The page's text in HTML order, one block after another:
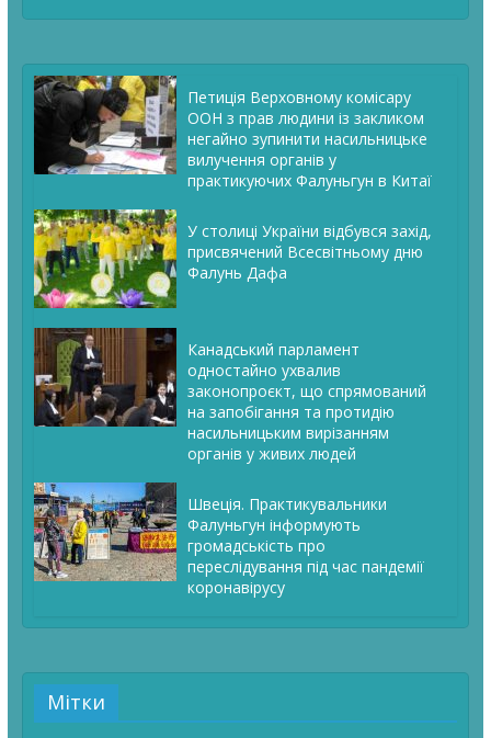
Петиція Верховному комісару
ООН з прав людини із закликом
негайно зупинити насильницьке
вилучення органів у
практикуючих Фалуньгун в Китаї
У столиці України відбувся захід,
присвячений Всесвітньому дню
Фалунь Дафа
Канадський парламент
одностайно ухвалив
законопроєкт, що спрямований
на запобігання та протидію
насильницьким вирізанням
органів у живих людей
Швеція. Практикувальники
Фалуньгун інформують
громадськість про
переслідування під час пандемії
коронавірусу
Мітки